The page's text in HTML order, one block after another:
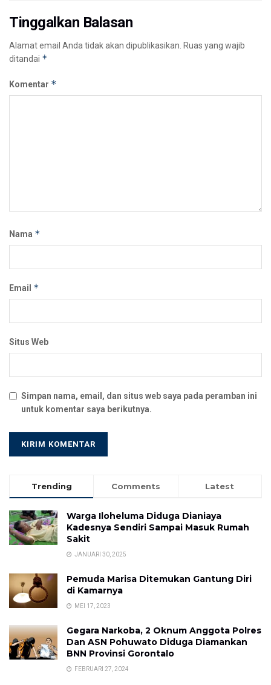
Tinggalkan Balasan
Alamat email Anda tidak akan dipublikasikan. Ruas yang wajib
ditandai *
Komentar *
Nama *
Email *
Situs Web
Simpan nama, email, dan situs web saya pada peramban ini
untuk komentar saya berikutnya.
Trending Comments Latest
Warga Iloheluma Diduga Dianiaya
Kadesnya Sendiri Sampai Masuk Rumah
Sakit
JANUARI 30, 2025
Pemuda Marisa Ditemukan Gantung Diri
di Kamarnya
MEI 17, 2023
Gegara Narkoba, 2 Oknum Anggota Polres
Dan ASN Pohuwato Diduga Diamankan
BNN Provinsi Gorontalo
FEBRUARI 27, 2024